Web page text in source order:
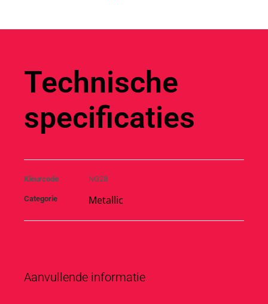
Technische
specificaties
Kleurcode NG28
Categorie Metallic
Aanvullende informatie